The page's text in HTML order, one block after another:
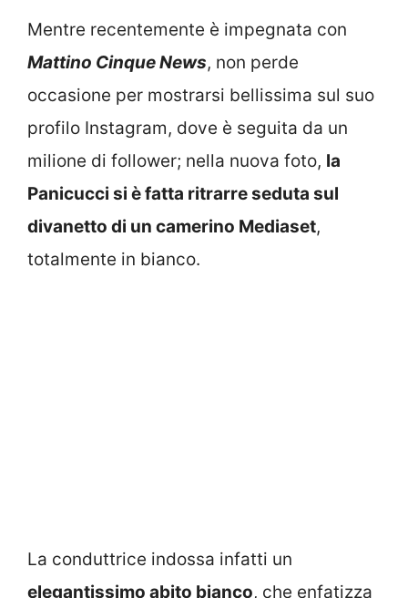
Mentre recentemente è impegnata con
Mattino Cinque News, non perde
occasione per mostrarsi bellissima sul suo
profilo Instagram, dove è seguita da un
milione di follower; nella nuova foto, la
Panicucci si è fatta ritrarre seduta sul
divanetto di un camerino Mediaset,
totalmente in bianco.
La conduttrice indossa infatti un
elegantissimo abito bianco, che enfatizza